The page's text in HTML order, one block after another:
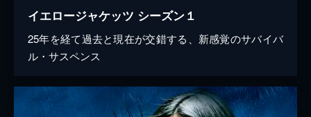
イエロージャケッツ シーズン１
25年を経て過去と現在が交錯する、新感覚のサバイバ
ル・サスペンス